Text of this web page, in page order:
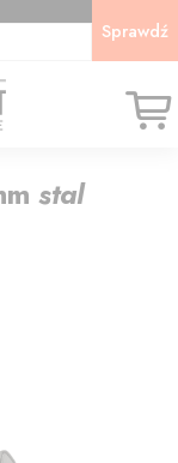
Sprawdź
stal